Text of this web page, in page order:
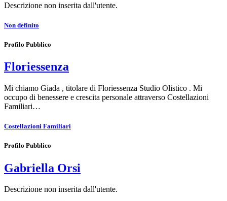
Descrizione non inserita dall'utente.
Non definito
Profilo Pubblico
Floriessenza
Mi chiamo Giada , titolare di Floriessenza Studio Olistico . Mi
occupo di benessere e crescita personale attraverso Costellazioni
Familiari…
Costellazioni Familiari
Profilo Pubblico
Gabriella Orsi
Descrizione non inserita dall'utente.